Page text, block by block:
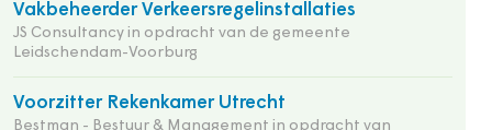
Vakbeheerder Verkeersregelinstallaties
JS Consultancy in opdracht van de gemeente
Leidschendam-Voorburg
Voorzitter Rekenkamer Utrecht
Bestman - Bestuur & Management in opdracht van